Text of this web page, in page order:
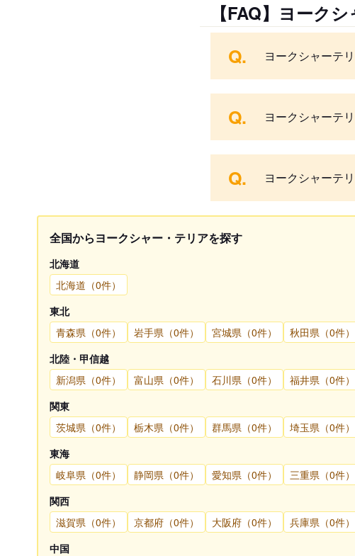
【FAQ】ヨーク
Q. ヨークシャーテ
Q. ヨークシャーテ
Q. ヨークシャーテ
全国からヨークシャー・テリアを探す
北海道
北海道（0件）
東北
青森県（0件）
岩手県（0件） 宮城県（0件） 秋田県（0件）
北陸・甲信越
新潟県（0件）
富山県（0件） 石川県（0件） 福井県（0件）
関東
茨城県（0件）
栃木県（0件） 群馬県（0件） 埼玉県（0件）
東海
岐阜県（0件）
静岡県（0件） 愛知県（0件）
三重県（0件）
関西
滋賀県（0件）
京都府（0件） 大阪府（0件） 兵庫県（0件）
中国